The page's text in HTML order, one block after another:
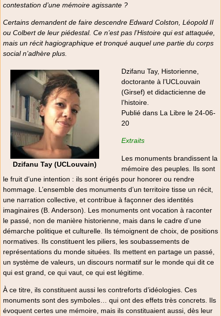
contestation d’une mémoire agissante ?
Certains demandent de faire descendre Edward Colston, Léopold II
ou Colbert de leur piédestal. Ce n’est pas l’Histoire qui est attaquée,
mais un récit hagiographique et tronqué auquel une partie du corps
social n’adhère plus.
Dzifanu Tay (UCLouvain)
Dzifanu Tay, Historienne,
doctorante à l’UCLouvain
(Girsef) et didacticienne de
l’histoire.
Publié dans La Libre le 24-06-
20
Extraits
Les monuments brandissent la
mémoire des peuples. Ils sont
le fruit d’une intention : ils sont érigés pour honorer ou rendre
hommage. L’ensemble des monuments d’un territoire tisse un récit,
une narration collective, et contribue à façonner des identités
imaginaires (B. Anderson). Les monuments ont vocation à raconter
le passé, non de manière historienne, mais dans le cadre d’une
démarche politique et culturelle. Ils témoignent de choix, de positions
normatives. Ils constituent les piliers, les soubassements de
représentations du monde situées. Ils mettent en partage un passé,
un système de valeurs, un discours normatif sur le monde qui dit ce
qui est grand, ce qui vaut, ce qui est légitime.
À ce titre, ils constituent aussi les contreforts d’idéologies. Ces
monuments sont des symboles… qui ont des effets très concrets. Ils
évoquent certes une mémoire, mais ils constituaient aussi, dès leur